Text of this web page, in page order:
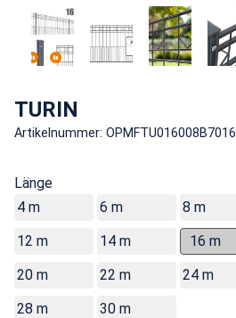
TURIN
Artikelnummer: OPMFTU016008B7016
Länge
4 m
6 m 8 m
12 m
14 m 16 m
20 m
22 m 24 m
28 m
30 m